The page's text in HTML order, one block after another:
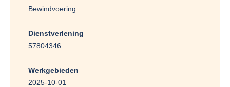
Bewindvoering
Dienstverlening
57804346
Werkgebieden
2025-10-01